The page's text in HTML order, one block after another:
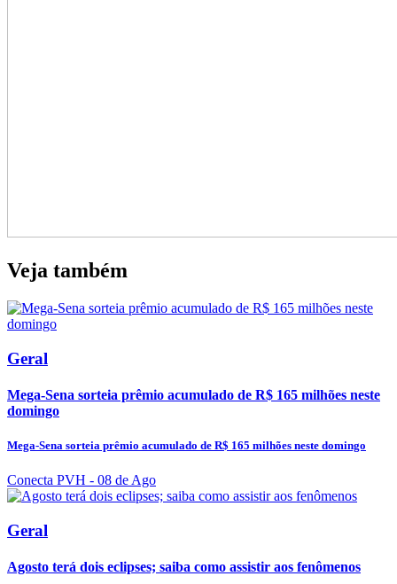
Veja também
Geral
Mega-Sena sorteia prêmio acumulado de R$ 165 milhões neste
domingo
Mega-Sena sorteia prêmio acumulado de R$ 165 milhões neste domingo
Conecta PVH - 08 de Ago
Geral
Agosto terá dois eclipses; saiba como assistir aos fenômenos